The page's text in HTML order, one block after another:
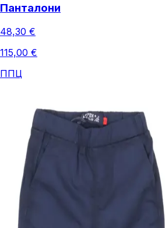
Панталони
48,30 €
115,00 €
ППЦ